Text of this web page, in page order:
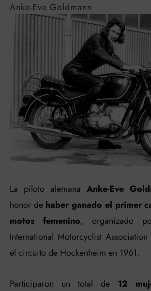
Anke-Eve Goldmann
La piloto alemana Anke-Eve
honor de haber ganado el primer
motos femenino, organizado
International Motorcyclist
el circuito de Hockenheim en 1961.
Participaron un total de 12